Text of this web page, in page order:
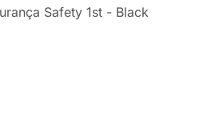
Safety 1st - Black